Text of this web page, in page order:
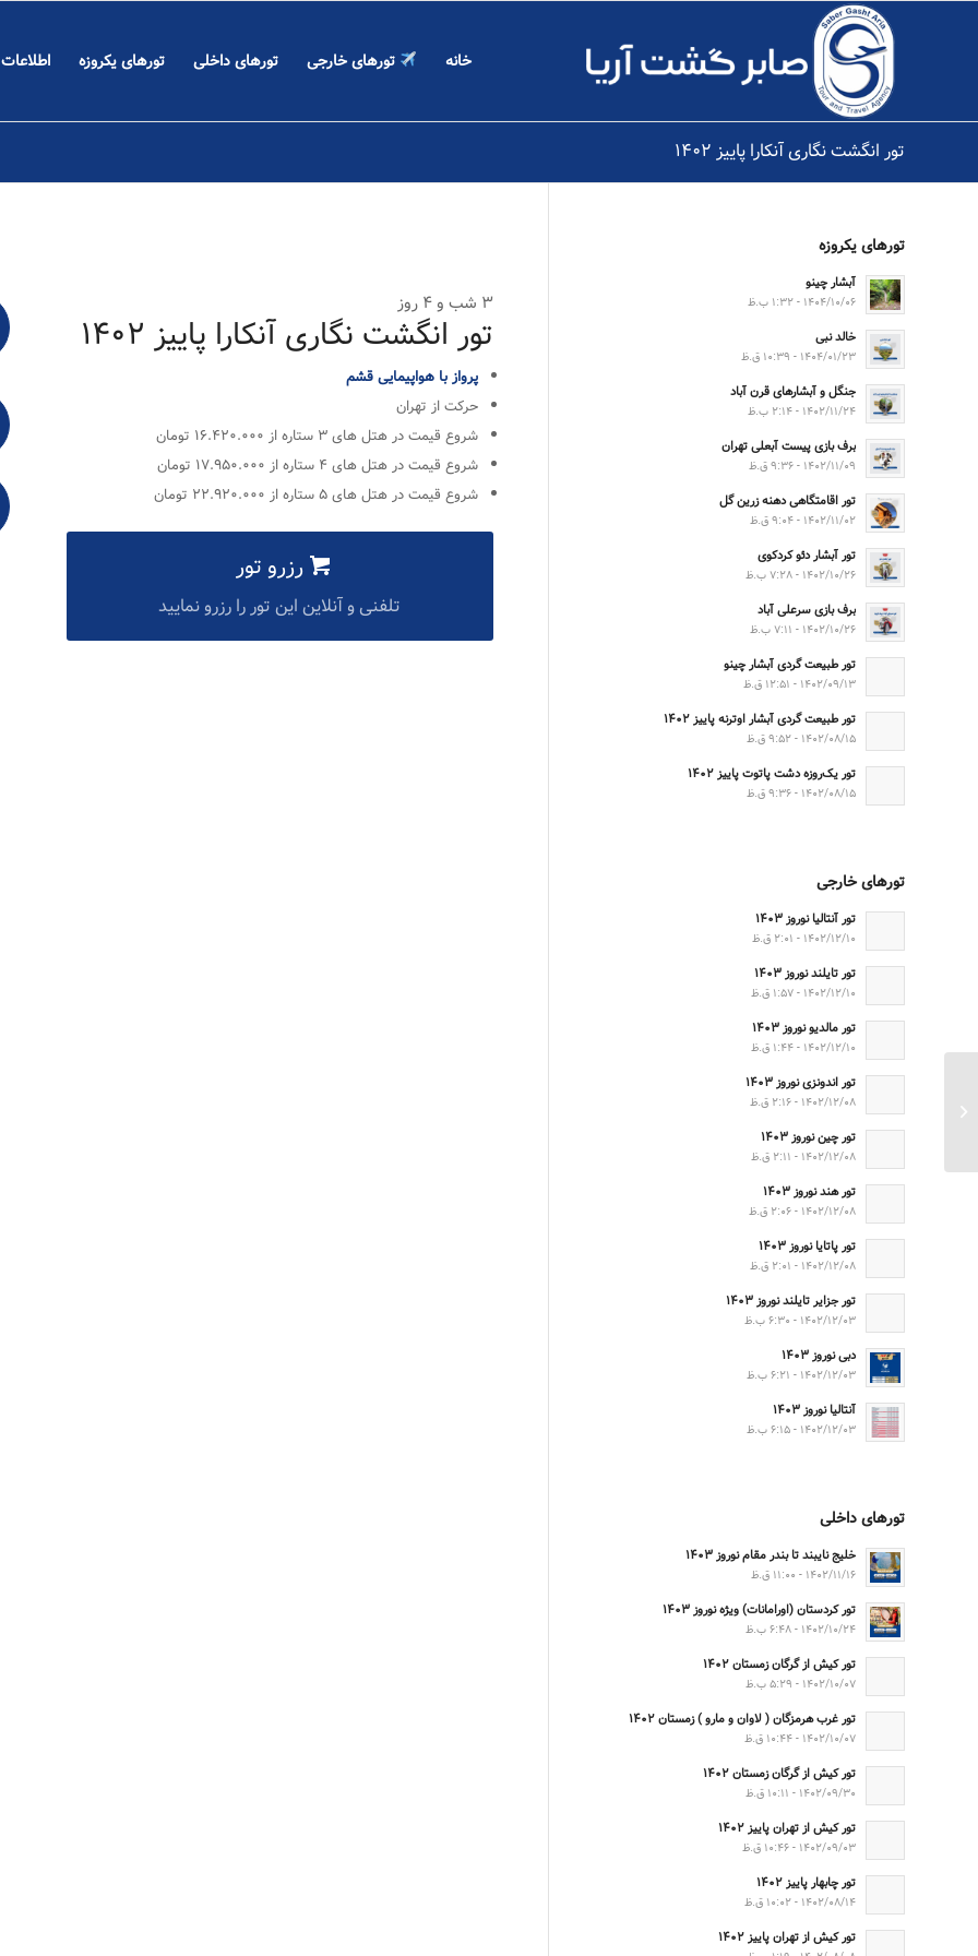
خانه تورهای خارجی تورهای داخلی تورهای یکروزه
تور انگشت نگاری آنکارا پاییز ۱۴۰۲
۳ شب و ۴ روز
تور انگشت نگاری آنکارا پاییز ۱۴۰۲
پرواز با هواپیمایی قشم
حرکت از تهران
شروع قیمت در هتل های ۳ ستاره از ۱۶.۴۲۰.۰۰۰ تومان
شروع قیمت در هتل های ۴ ستاره از ۱۷.۹۵۰.۰۰۰ تومان
شروع قیمت در هتل های ۵ ستاره از ۲۲.۹۲۰.۰۰۰ تومان
رزرو تور
تلفنی و آنلاین این تور را رزرو نمایید
تورهای یکروزه
آبشار چینو
۱۴۰۴/۱۰/۰۶ - ۱:۳۲ ب.ظ
خالد نبی
۱۴۰۴/۰۱/۲۳ - ۱۰:۳۹ ق.ظ
جنگل و آبشارهای قرن آباد
۱۴۰۲/۱۱/۲۴ - ۲:۱۴ ب.ظ
برف بازی پیست آبعلی تهران
۱۴۰۲/۱۱/۰۹ - ۹:۳۶ ق.ظ
تور اقامتگاهی دهنه زرین گل
۱۴۰۲/۱۱/۰۲ - ۹:۰۴ ق.ظ
تور آبشار دئو کردکوی
۱۴۰۲/۱۰/۲۶ - ۷:۲۸ ب.ظ
برف بازی سرعلی آباد
۱۴۰۲/۱۰/۲۶ - ۷:۱۱ ب.ظ
تور طبیعت گردی آبشار چینو
۱۴۰۲/۰۹/۱۳ - ۱۲:۵۱ ق.ظ
تور طبیعت گردی آبشار اوترنه پاییز ۱۴۰۲
۱۴۰۲/۰۸/۱۵ - ۹:۵۲ ق.ظ
تور یک‌روزه دشت پاتوت پاییز ۱۴۰۲
۱۴۰۲/۰۸/۱۵ - ۹:۳۶ ق.ظ
تورهای خارجی
تور آنتالیا نوروز ۱۴۰۳
۱۴۰۲/۱۲/۱۰ - ۲:۰۱ ق.ظ
تور تایلند نوروز ۱۴۰۳
۱۴۰۲/۱۲/۱۰ - ۱:۵۷ ق.ظ
تور مالدیو نوروز ۱۴۰۳
۱۴۰۲/۱۲/۱۰ - ۱:۴۴ ق.ظ
تور اندونزی نوروز ۱۴۰۳
۱۴۰۲/۱۲/۰۸ - ۲:۱۶ ق.ظ
تور چین نوروز ۱۴۰۳
۱۴۰۲/۱۲/۰۸ - ۲:۱۱ ق.ظ
تور هند نوروز ۱۴۰۳
۱۴۰۲/۱۲/۰۸ - ۲:۰۶ ق.ظ
تور پاتایا نوروز ۱۴۰۳
۱۴۰۲/۱۲/۰۸ - ۲:۰۱ ق.ظ
تور جزایر تایلند نوروز ۱۴۰۳
۱۴۰۲/۱۲/۰۳ - ۶:۳۰ ب.ظ
دبی نوروز ۱۴۰۳
۱۴۰۲/۱۲/۰۳ - ۶:۲۱ ب.ظ
آنتالیا نوروز ۱۴۰۳
۱۴۰۲/۱۲/۰۳ - ۶:۱۵ ب.ظ
تورهای داخلی
خلیج نایبند تا بندر مقام نوروز ۱۴۰۳
۱۴۰۲/۱۱/۱۶ - ۱۱:۰۰ ق.ظ
تور کردستان (اورامانات) ویژه نوروز ۱۴۰۳
۱۴۰۲/۱۰/۲۴ - ۶:۴۸ ب.ظ
تور کیش از گرگان زمستان ۱۴۰۲
۱۴۰۲/۱۰/۰۷ - ۵:۲۹ ب.ظ
تور غرب هرمزگان ( لاوان و مارو ) زمستان ۱۴۰۲
۱۴۰۲/۱۰/۰۷ - ۱۰:۴۴ ق.ظ
تور کیش از گرگان زمستان ۱۴۰۲
۱۴۰۲/۰۹/۳۰ - ۱۰:۱۱ ق.ظ
تور کیش از تهران پاییز ۱۴۰۲
۱۴۰۲/۰۹/۰۳ - ۱۰:۴۶ ق.ظ
تور چابهار پاییز ۱۴۰۲
۱۴۰۲/۰۸/۱۴ - ۱۰:۰۲ ق.ظ
تور کیش از تهران پاییز ۱۴۰۲
تور روسیه پاییز ۱۴۰۲